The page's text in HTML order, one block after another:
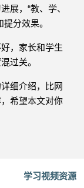
展，“教、学、
分效果。
，家长和学生
过关。
细介绍，比网
希望本文对你
学习视频资源